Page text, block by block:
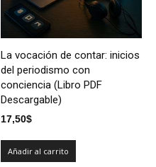
La vocación de contar: inicios
del periodismo con
conciencia (Libro PDF
Descargable)
17,50$
Añadir al carrito